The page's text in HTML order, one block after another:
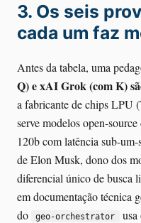
3. Os seis
cada um faz
Antes da tabela, uma
Q) e xAI Grok (com K)
a fabricante de chips LPU
serve modelos open-
120b com latência sub-
de Elon Musk, dono dos
diferencial único de busca
em documentação técnica
do
geo-orchestrator